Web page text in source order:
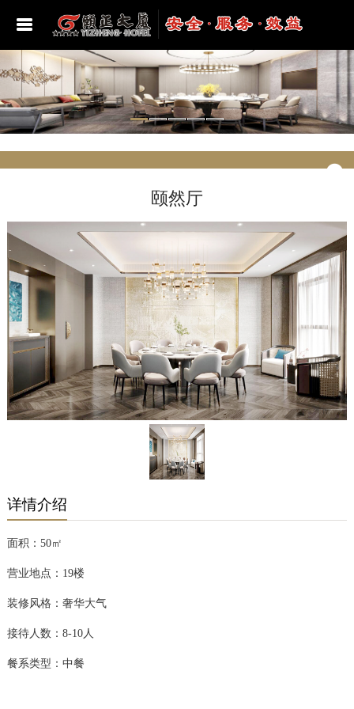
酒店位置
总经理致辞
豪华套房
豪华单人间
豪华标准间
普通标准间
亲子房
颐正海韵美食汇
颐安厅
颐然厅
颐文厅
颐乐厅
颐泓厅
颐润厅
颐馨厅
颐和多功能厅
颐德多功能厅
贵宾厅
第二会议室
第三会议室
第四会议室
学习宣传贯彻二十大精神
党史学习教育
建党百年
学习贯彻习近平新时代中国特色社会主义思想
主题教育
深入学习贯彻习近平总书记视察山东重要讲话
精神
学习贯彻党的二十届三中全会精神
学习贯彻党的二十届四中全会精神
颐然厅
详情介绍
面积： 50㎡
营业地点：19楼
装修风格：奢华大气
接待人数：8-10人
餐系类型：中餐